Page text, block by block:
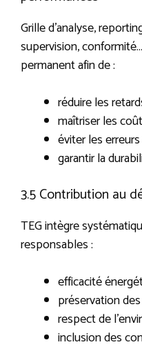
Grille d’analyse,
supervision,
permanent afin de :
réduire les
maîtriser les
éviter les
garantir la
3.5 Contribution au
TEG intègre
responsables :
efficacité
préservation
respect de
inclusion des